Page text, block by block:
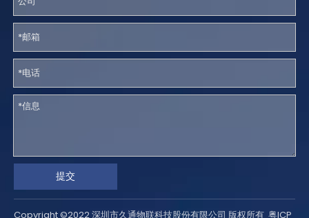
提交
Copyright ©2022 深圳市久通物联科技股份有限公司 版权所有 粤ICP